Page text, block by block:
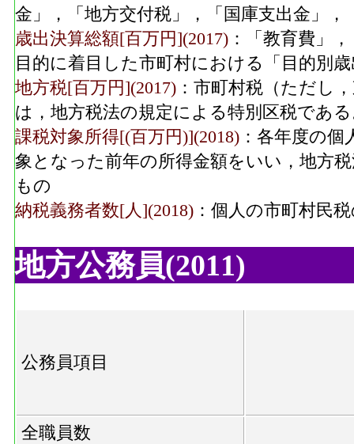
金」，「地方交付税」，「国庫支出金」
歳出決算総額[百万円](2017) ：「教育費」
目的に着目した市町村における「目的別
地方税[百万円](2017) ：市町村税（ただし
は，地方税法の規定による特別区税であ
課税対象所得[(百万円)](2018) ：各年度の
象となった前年の所得金額をいい，地方
もの
納税義務者数[人](2018) ：個人の市町村民
地方公務員(2011)
公務員項目
全職員数